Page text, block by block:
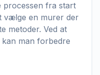
processen fra start
vælge en murer der
metoder. Ved at
man forbedre